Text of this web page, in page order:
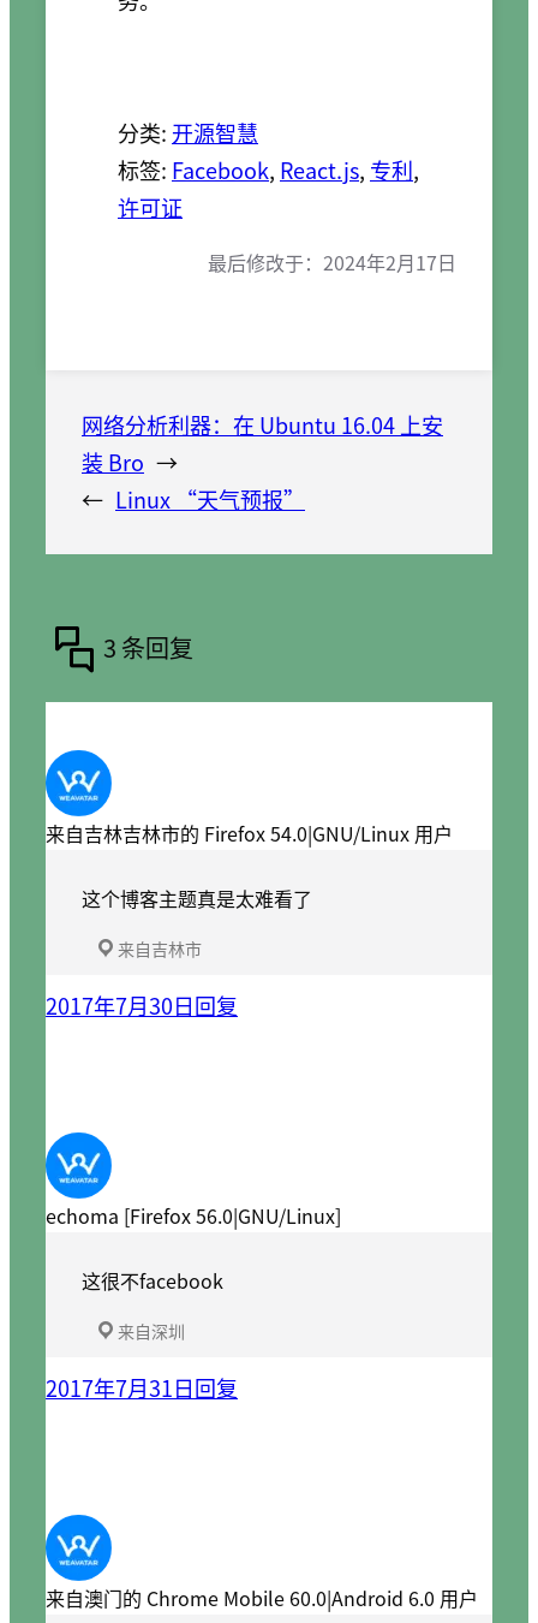
分类: 开源智慧
标签: Facebook, React.js, 专利
许可证
最后修改于： 2024年2月17日
网络分析利器：在 Ubuntu 16.04 上安
装 Bro →
← Linux “天气预报”
3 条回复
来自吉林吉林市的 Firefox 54.0|GNU/Linux 用户
这个博客主题真是太难看了
来自吉林市
2017年7月30日回复
echoma [Firefox 56.0|GNU/Linux]
这很不facebook
来自深圳
2017年7月31日回复
来自澳门的 Chrome Mobile 60.0|Android 6.0 用户